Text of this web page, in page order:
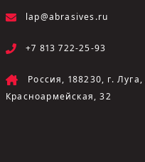
lap@abrasives.ru
+7 813 722-25-93
Россия, 188230, г.
Красноармейская, 32